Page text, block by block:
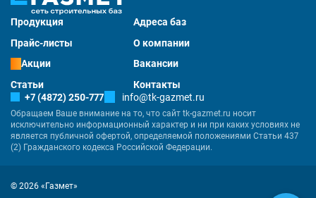
Продукция
Адреса баз
Прайс-листы
О компании
Акции
Вакансии
Статьи
Контакты
+7 (4872) 250-777
info@tk-gazmet.ru
Обращаем Ваше внимание на то, что сайт tk-gazmet.ru носит
исключительно информационный характер и ни при каких условиях не
является публичной офертой, определяемой положениями Статьи 437
(2) Гражданского кодекса Российской Федерации.
© 2026 «Газмет»